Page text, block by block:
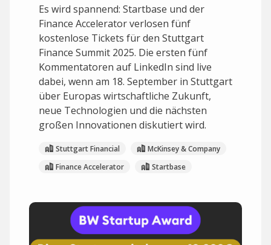
Es wird spannend: Startbase und der
Finance Accelerator verlosen fünf
kostenlose Tickets für den Stuttgart
Finance Summit 2025. Die ersten fünf
Kommentatoren auf LinkedIn sind live
dabei, wenn am 18. September in Stuttgart
über Europas wirtschaftliche Zukunft,
neue Technologien und die nächsten
großen Innovationen diskutiert wird.
Stuttgart Financial
McKinsey & Company
Finance Accelerator
Startbase